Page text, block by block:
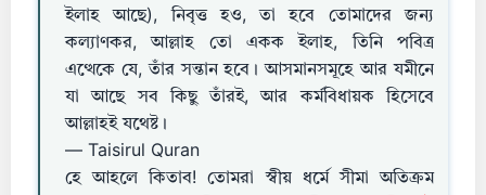
ইলাহ আছে), নিবৃত্ত হও, তা হবে তোমাদের জন্য
কল্যাণকর, আল্লাহ তো একক ইলাহ, তিনি পবিত্র
এত্থেকে যে, তাঁর সন্তান হবে। আসমানসমূহে আর যমীনে
যা আছে সব কিছু তাঁরই, আর কর্মবিধায়ক হিসেবে
আল্লাহই যথেষ্ট।
— Taisirul Quran
হে আহলে কিতাব! তোমরা স্বীয় ধর্মে সীমা অতিক্রম